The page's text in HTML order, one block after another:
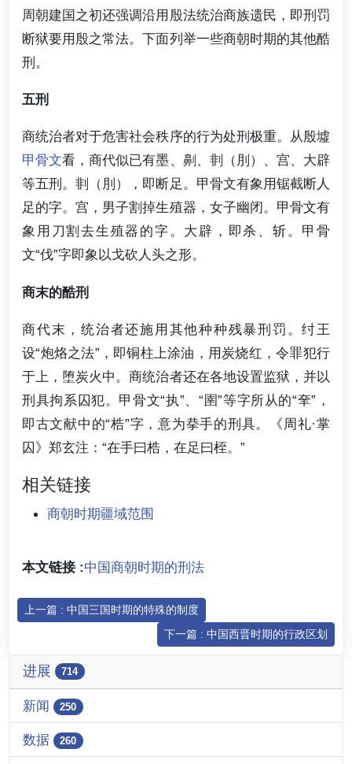
周朝建国之初还强调沿用殷法统治商族遗民，即刑罚
断狱要用殷之常法。下面列举一些商朝时期的其他酷
刑。
五刑
商统治者对于危害社会秩序的行为处刑极重。从殷墟
甲骨文看，商代似已有墨、劓、剕（刖）、宫、大辟
等五刑。剕（刖），即断足。甲骨文有象用锯截断人
足的字。宫，男子割掉生殖器，女子幽闭。甲骨文有
象用刀割去生殖器的字。大辟，即杀、斩。甲骨
文“伐”字即象以戈砍人头之形。
商末的酷刑
商代末，统治者还施用其他种种残暴刑罚。纣王
设“炮烙之法”，即铜柱上涂油，用炭烧红，令罪犯行
于上，堕炭火中。商统治者还在各地设置监狱，并以
刑具拘系囚犯。甲骨文“执”、“圉”等字所从的“羍”，
即古文献中的“梏”字，意为拲手的刑具。《周礼·掌
囚》郑玄注：“在手曰梏，在足曰桎。”
相关链接
商朝时期疆域范围
本文链接 :中国商朝时期的刑法
上一篇 : 中国三国时期的特殊的制度
下一篇 : 中国西晋时期的行政区划
进展 714
新闻 250
数据 260